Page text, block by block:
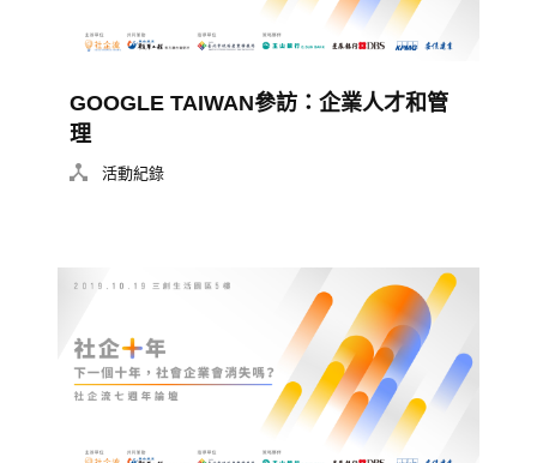
GOOGLE TAIWAN參訪：企業人才和管
理
活動紀錄